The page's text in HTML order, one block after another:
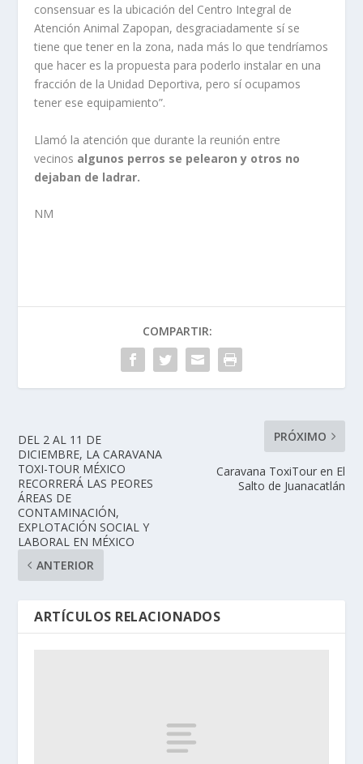
consensuar es la ubicación del Centro Integral de
Atención Animal Zapopan, desgraciadamente sí se
tiene que tener en la zona, nada más lo que tendríamos
que hacer es la propuesta para poderlo instalar en una
fracción de la Unidad Deportiva, pero sí ocupamos
tener ese equipamiento”.
Llamó la atención que durante la reunión entre
vecinos algunos perros se pelearon y otros no
dejaban de ladrar.
NM
COMPARTIR:
DEL 2 AL 11 DE
DICIEMBRE, LA CARAVANA
TOXI-TOUR MÉXICO
RECORRERÁ LAS PEORES
ÁREAS DE
CONTAMINACIÓN,
EXPLOTACIÓN SOCIAL Y
LABORAL EN MÉXICO
ANTERIOR
PRÓXIMO
Caravana ToxiTour en El
Salto de Juanacatlán
ARTÍCULOS RELACIONADOS